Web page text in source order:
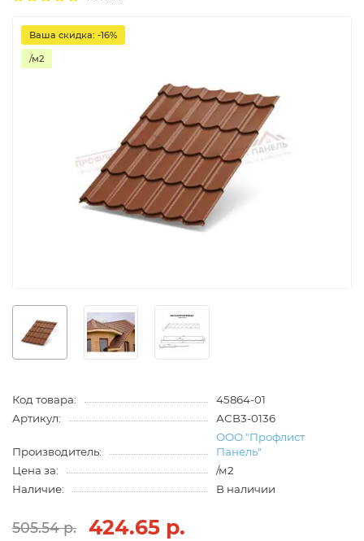
Ваша скидка: -16%
/м2
Код товара:
45864-01
Артикул:
АСВ3-0136
Производитель:
ООО "Профлист
Панель"
Цена за:
/м2
Наличие:
В наличии
505.54 р. 424.65 р.